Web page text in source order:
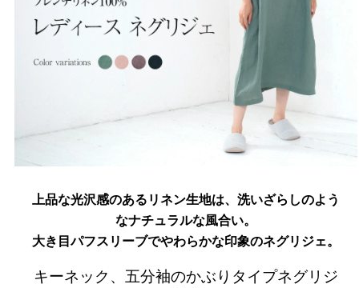
上品な光沢感のあるリネン生地は、洗いざらしのよう
なナチュラルな風合い。
大き目パフスリーブでやわらかな印象のネグリジェ。
キーネック、五分袖のかぶりタイプネグリジ